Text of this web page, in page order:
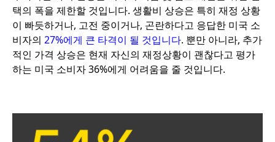
택의 폭을 제한할 것입니다. 생활비 상승은 특히 재정 상황
이 빠듯하거나, 고전 중이거나, 곤란하다고 응답한 미국 소
비자의 27%에게 큰 타격이 될 것입니다. 뿐만 아니라, 추가
적인 가격 상승은 현재 자신의 재정상황이 괜찮다고 평가
하는 미국 소비자 36%에게 어려움을 줄 것입니다.